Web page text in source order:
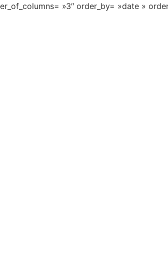
»3″ order_by= »date »